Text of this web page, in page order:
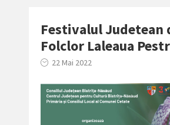
Festivalul Judetean
Folclor Laleaua
22 Mai 2022